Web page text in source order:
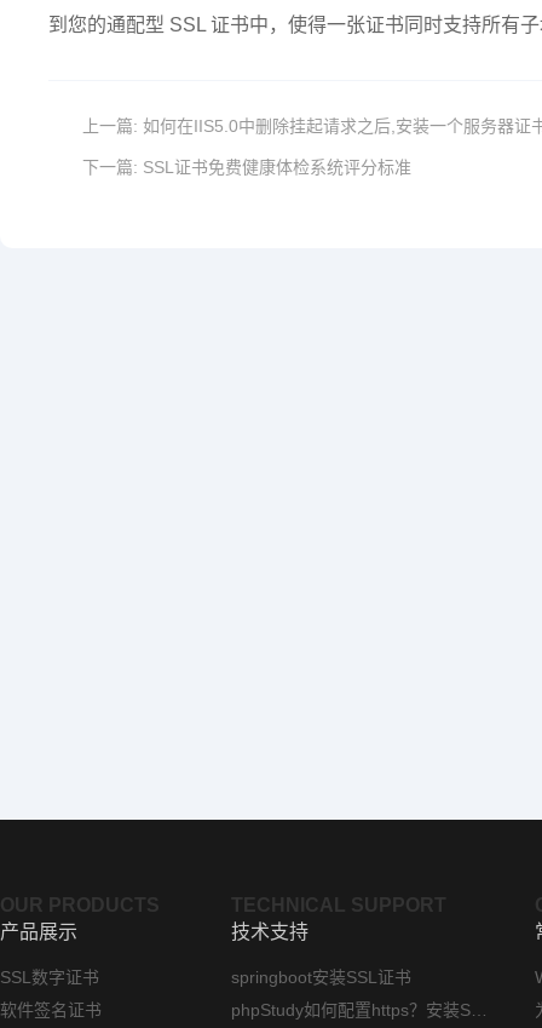
到您的通配型 SSL 证书中，使得一张证书同时支持所有
上一篇: 如何在IIS5.0中删除挂起请求之后,安装一个服务器证
下一篇: SSL证书免费健康体检系统评分标准
OUR PRODUCTS
产品展示
SSL数字证书
软件签名证书
TECHNICAL SUPPORT
技术支持
springboot安装SSL证书